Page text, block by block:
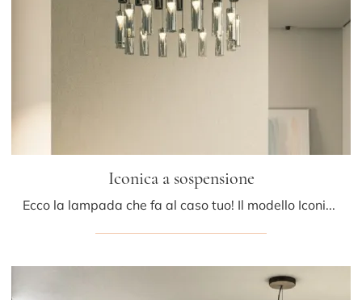
Iconica a sospensione
Ecco la lampada che fa al caso tuo! Il modello Iconica a sospensione è una tra le nostre lampade a sospensione di Pentalight.